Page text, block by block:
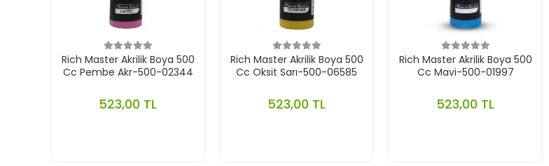
Rich Master Akrilik Boya 500
Cc Pembe Akr-500-02344
523,00 TL
Rich Master Akrilik Boya 500
Cc Oksit Sarı-500-06585
523,00 TL
Rich Master Akrilik Boya 500
Cc Mavi-500-01997
523,00 TL